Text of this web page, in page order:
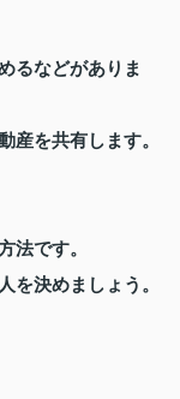
るなどがありま
産を共有します。
法です。
を決めましょう。